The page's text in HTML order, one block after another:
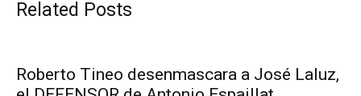
Related Posts
Roberto Tineo desenmascara a José Laluz,